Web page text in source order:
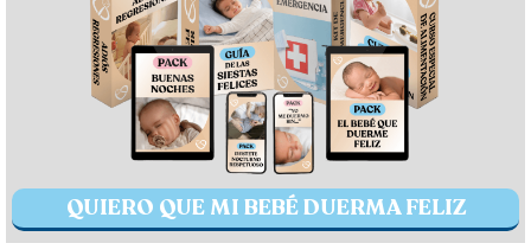
QUIERO QUE MI BEBÉ DUERMA FELIZ